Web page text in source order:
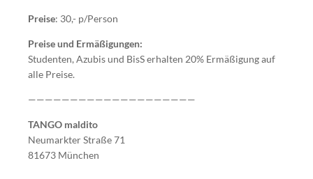
Preise: 30,- p/Person
Preise und Ermäßigungen:
Studenten, Azubis und BisS erhalten 20% Ermäßigung auf
alle Preise.
————————————————————
TANGO maldito
Neumarkter Straße 71
81673 München